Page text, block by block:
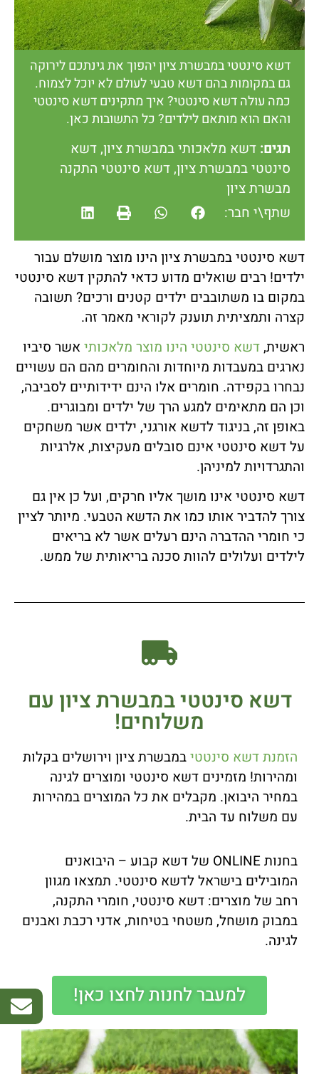
דשא סינטטי במבשרת ציון יהפוך את גינתכם לירוקה
גם במקומות בהם דשא טבעי לעולם לא יוכל לצמוח.
כמה עולה דשא סינטטי? איך מתקינים דשא סינטטי
והאם הוא מותאם לילדים? כל התשובות כאן.
תגים: דשא מלאכותי במבשרת ציון,דשא
סינטטי במבשרת ציון,דשא סינטטי התקנה
מבשרת ציון
שתף\י חבר:
דשא סינטטי במבשרת ציון הינו מוצר מושלם עבור
ילדים! רבים שואלים מדוע כדאי להתקין דשא סינטטי
במקום בו משתובבים ילדים קטנים ורכים? תשובה
קצרה ותמציתית תוענק לקוראי מאמר זה.
ראשית,דשא סינטטי הינו מוצר מלאכותי אשר סיביו
נארגים במעבדות מיוחדות והחומרים מהם הם עשויים
נבחרו בקפידה. חומרים אלו הינם ידידותיים לסביבה,
וכן הם מתאימים למגע הרך של ילדים ומבוגרים.
באופן זה, בניגוד לדשא אורגני, ילדים אשר משחקים
על דשא סינטטי אינם סובלים מעקיצות, אלרגיות
והתגרדויות למיניהן.
דשא סינטטי אינו מושך אליו חרקים, ועל כן אין גם
צורך להדביר אותו כמו את הדשא הטבעי. מיותר לציין
כי חומרי ההדברה הינם רעלים אשר לא בריאים
לילדים ועלולים להוות סכנה בריאותית של ממש.
דשא סינטטי במבשרת ציון עם
משלוחים!
הזמנת דשא סינטטיבמבשרת ציון וירושלים בקלות
ומהירות! מזמינים דשא סינטטי ומוצרים לגינה
במחיר היבואן. מקבלים את כל המוצרים במהירות
עם משלוח עד הבית.
בחנות ONLINE של דשא קבוע – היבואנים
המובילים בישראל לדשא סינטטי. תמצאו מגוון
רחב של מוצרים: דשא סינטטי, חומרי התקנה,
במבוק מושחל, משטחי בטיחות, אדני רכבת ואבנים
לגינה.
למעבר לחנות לחצו כאן!